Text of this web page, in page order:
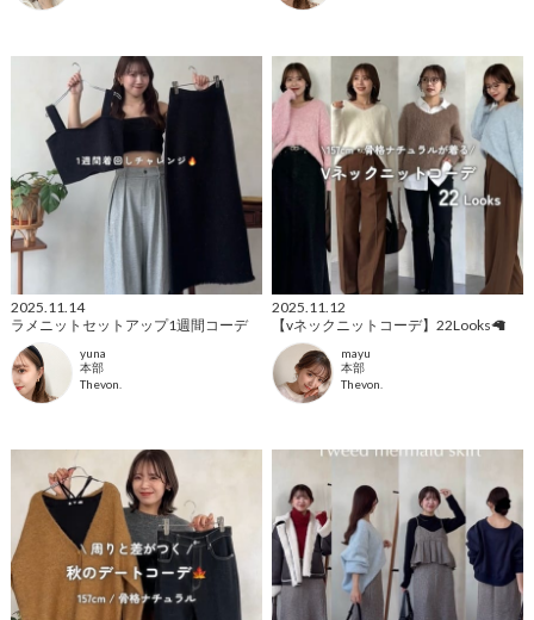
2025.11.14
ラメニットセットアップ1週間コーデ
yuna
本部
Thevon.
2025.11.12
【vネックニットコーデ】22Looks🦙
mayu
本部
Thevon.